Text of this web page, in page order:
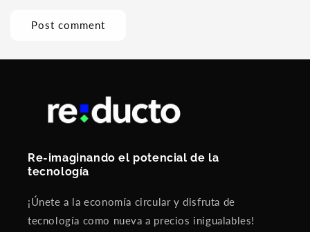
Re-imaginando el potencial de la
tecnología
¡Únete a la economía circular y disfruta de
tecnología como nueva a precios inigualables!